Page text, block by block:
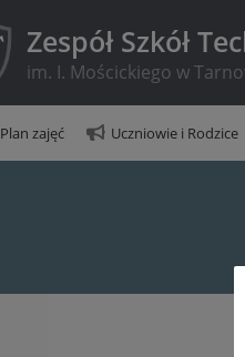
Zespół Szkół
im. I. Mościckiego w
Plan zajęć Uczniowie i Rodzice